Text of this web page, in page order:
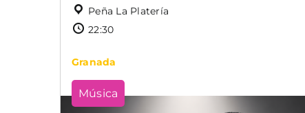
Peña La Platería
22:30
Granada
Música